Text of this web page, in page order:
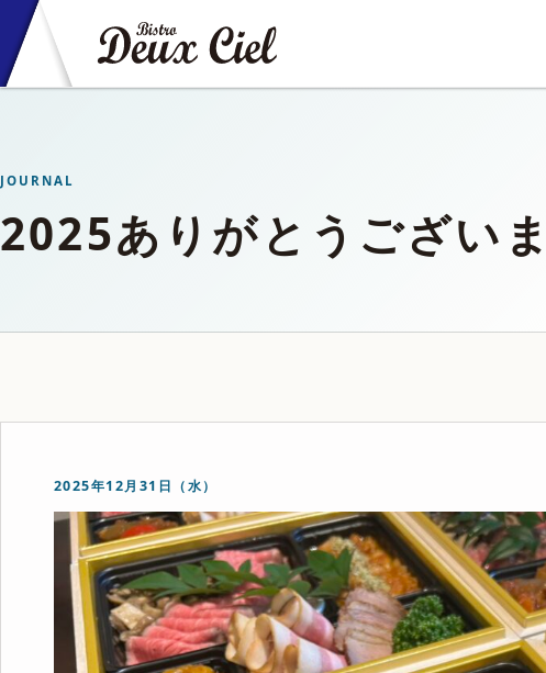
JOURNAL
2025ありがとうございま
2025年12月31日（水）